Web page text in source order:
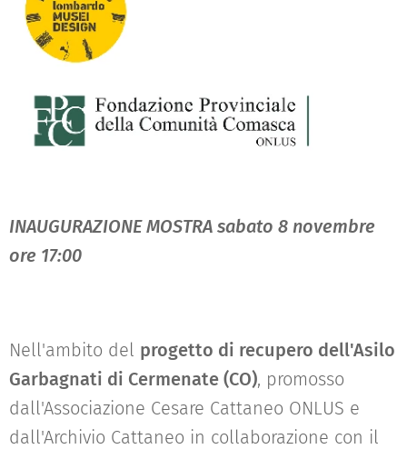
INAUGURAZIONE MOSTRA sabato 8 novembre
ore 17:00
Nell'ambito del progetto di recupero dell'Asilo
Garbagnati di Cermenate (CO), promosso
dall'Associazione Cesare Cattaneo ONLUS e
dall'Archivio Cattaneo in collaborazione con il